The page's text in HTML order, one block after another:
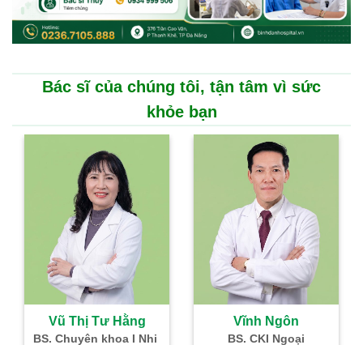
Bác sĩ của chúng tôi, tận tâm vì sức
khỏe bạn
Vũ Thị Tư Hằng
BS. Chuyên khoa I Nhi
Vĩnh Ngôn
BS. CKI Ngoại